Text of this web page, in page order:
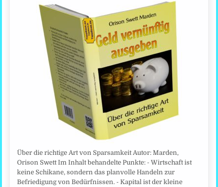
Über die richtige Art von Sparsamkeit Autor: Marden,
Orison Swett Im Inhalt behandelte Punkte: - Wirtschaft ist
keine Schikane, sondern das planvolle Handeln zur
Befriedigung von Bedürfnissen. - Kapital ist der kleine